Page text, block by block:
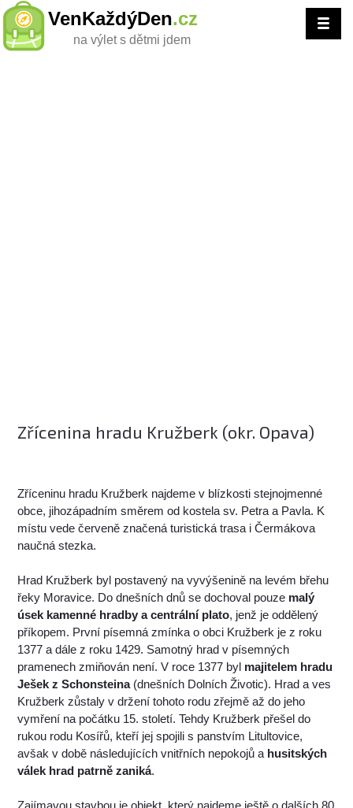
VenKaždýDen.cz
na výlet s dětmi jdem
Zřícenina hradu Kružberk (okr. Opava)
Zříceninu hradu Kružberk najdeme v blízkosti stejnojmenné
obce, jihozápadním směrem od kostela sv. Petra a Pavla. K
místu vede červeně značená turistická trasa i Čermákova
naučná stezka.
Hrad Kružberk byl postavený na vyvýšenině na levém břehu
řeky Moravice. Do dnešních dnů se dochoval pouze malý
úsek kamenné hradby a centrální plato, jenž je oddělený
příkopem. První písemná zmínka o obci Kružberk je z roku
1377 a dále z roku 1429. Samotný hrad v písemných
pramenech zmiňován není. V roce 1377 byl majitelem hradu
Ješek z Schonsteina(dnešních Dolních Životic). Hrad a ves
Kružberk zůstaly v držení tohoto rodu zřejmě až do jeho
vymření na počátku 15. století. Tehdy Kružberk přešel do
rukou rodu Kosířů, kteří jej spojili s panstvím Litultovice,
avšak v době následujících vnitřních nepokojů a husitských
válek hrad patrně zaniká.
Zajímavou stavbou je objekt, který najdeme ještě o dalších 80